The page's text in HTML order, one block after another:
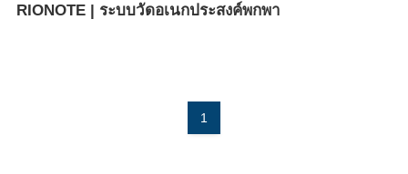
RIONOTE | ระบบวัดอเนกประสงค์พกพา
1